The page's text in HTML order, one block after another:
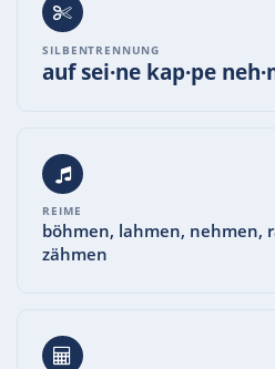
SILBENTRENNUNG
auf sei·ne kap·pe
REIME
böhmen, lahmen, nehmen,
zähmen